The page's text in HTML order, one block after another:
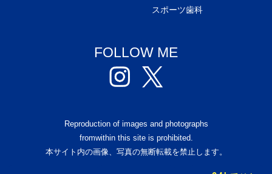
スポーツ歯科
FOLLOW ME
Reproduction of images and photographs
fromwithin this site is prohibited.
本サイト内の画像、写真の無断転載を禁止します。